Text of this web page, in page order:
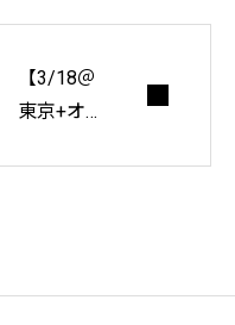
【3/18＠
東京+オ